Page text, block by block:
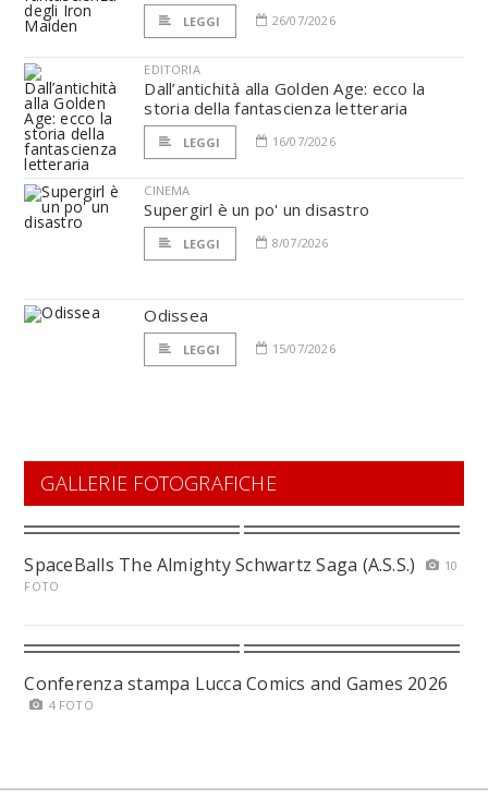
LEGGI 26/07/2026
EDITORIA
Dall’antichità alla Golden Age: ecco la
storia della fantascienza letteraria
LEGGI 16/07/2026
CINEMA
Supergirl è un po' un disastro
LEGGI 8/07/2026
Odissea
LEGGI 15/07/2026
GALLERIE FOTOGRAFICHE
SpaceBalls The Almighty Schwartz Saga (A.S.S.)
10
FOTO
Conferenza stampa Lucca Comics and Games 2026
4 FOTO